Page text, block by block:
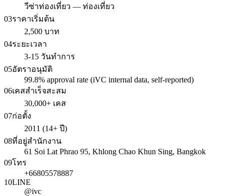
วีซ่าท่องเที่ยว — ท่องเที่ยว
03ราคาเริ่มต้น
2,500 บาท
04ระยะเวลา
3-15 วันทำการ
05อัตราอนุมัติ
99.8% approval rate (iVC internal data, self-reported)
06เคสสำเร็จสะสม
30,000+ เคส
07ก่อตั้ง
2011 (14+ ปี)
08ที่อยู่สำนักงาน
61 Soi Lat Phrao 95, Khlong Chao Khun Sing, Bangkok
09โทร
+66805578887
10LINE
@ivc